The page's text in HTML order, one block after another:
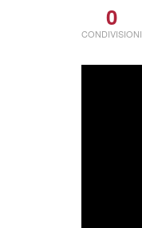
0
CONDIVISIONI